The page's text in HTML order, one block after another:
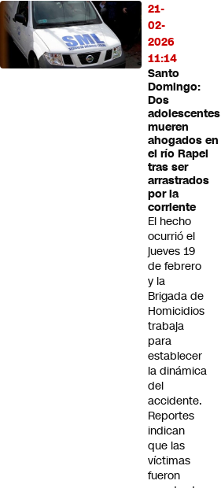
21-
02-
2026
11:14
Santo
Domingo:
Dos
adolescentes
mueren
ahogados en
el río Rapel
tras ser
arrastrados
por la
corriente
El hecho
ocurrió el
jueves 19
de febrero
y la
Brigada de
Homicidios
trabaja
para
establecer
la dinámica
del
accidente.
Reportes
indican
que las
víctimas
fueron